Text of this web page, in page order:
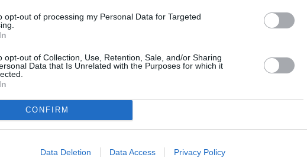
opt-out of processing my Personal Data for Targeted
opt-out of Collection, Use, Retention, Sale, and/or Sharing
Data that Is Unrelated with the Purposes for which it
CONFIRM
Data Deletion Data Access Privacy Policy
înţelege“.
a cerut scuze, în numele sportului
sau declaraţie care poate fi
Îmi cer scuze în numele sportului
Acest lucru nu ne reprezintă. Ancheta
iar apoi se vor lua măsuri. Nu cred
condamnăm acest fel de incident.